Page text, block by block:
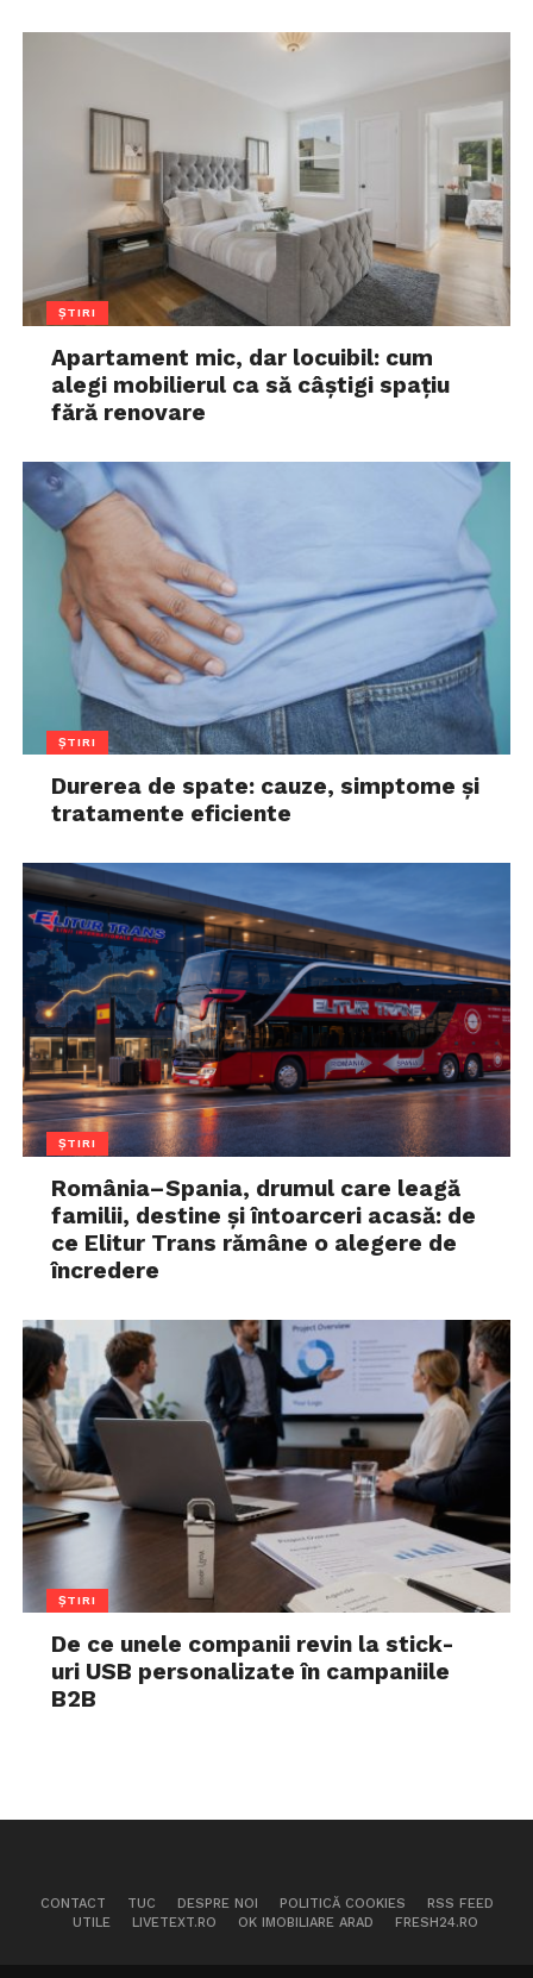
ȘTIRI
Apartament mic, dar locuibil: cum
alegi mobilierul ca să câștigi spațiu
fără renovare
ȘTIRI
Durerea de spate: cauze, simptome și
tratamente eficiente
ȘTIRI
România–Spania, drumul care leagă
familii, destine și întoarceri acasă: de
ce Elitur Trans rămâne o alegere de
încredere
ȘTIRI
De ce unele companii revin la stick-
uri USB personalizate în campaniile
B2B
CONTACT TUC DESPRE NOI POLITICĂ COOKIES
RSS FEED
UTILE
LIVETEXT.RO OK IMOBILIARE ARAD FRESH24.RO